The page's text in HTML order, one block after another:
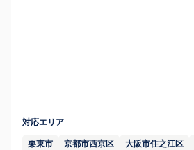
対応エリア
栗東市 京都市西京区 大阪市住之江区